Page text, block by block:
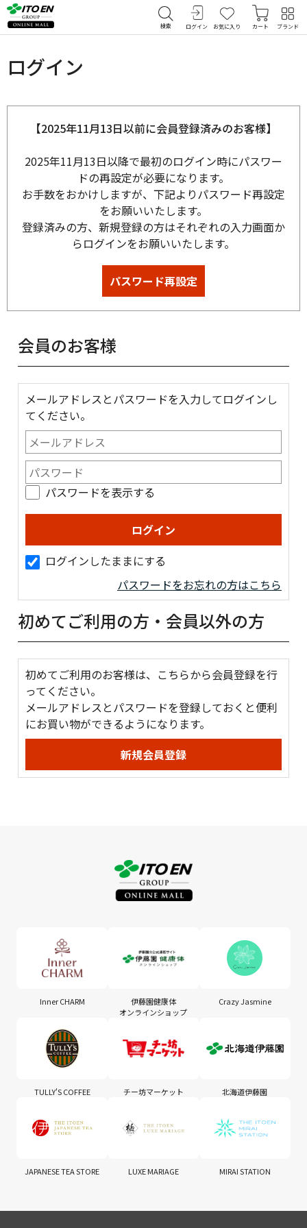
検索 ログイン お気に入り カート ブランド
ログイン
【2025年11月13日以前に会員登録済みのお客様】
2025年11月13日以降で最初のログイン時にパスワー
ドの再設定が必要になります。
お手数をおかけしますが、下記よりパスワード再設定
をお願いいたします。
登録済みの方、新規登録の方はそれぞれの入力画面か
らログインをお願いいたします。
パスワード再設定
会員のお客様
メールアドレスとパスワードを入力してログインし
てください。
パスワードを表示する
ログインしたままにする
パスワードをお忘れの方はこちら
初めてご利用の方・会員以外の方
初めてご利用のお客様は、こちらから会員登録を行
ってください。
メールアドレスとパスワードを登録しておくと便利
にお買い物ができるようになります。
Inner CHARM
伊藤園健康体
オンラインショップ
Crazy Jasmine
TULLY'S COFFEE チー坊マーケット 北海道伊藤園
JAPANESE TEA STORE LUXE MARIAGE MIRAI STATION